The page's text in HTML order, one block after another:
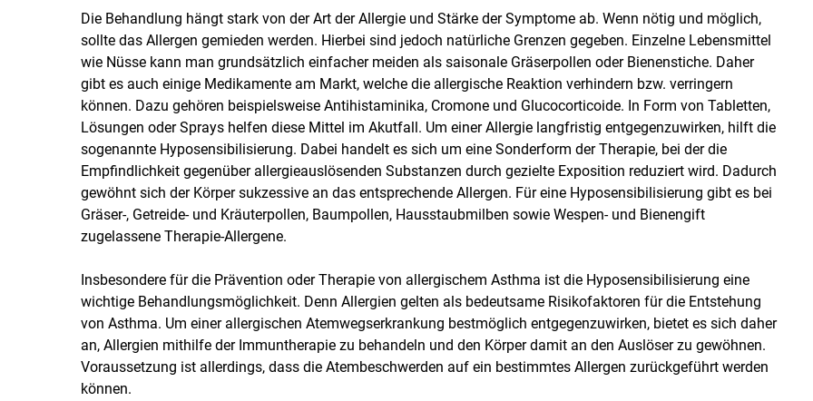
Die Behandlung hängt stark von der Art der Allergie und Stärke der Symptome ab. Wenn nötig und möglich,
sollte das Allergen gemieden werden. Hierbei sind jedoch natürliche Grenzen gegeben. Einzelne Lebensmittel
wie Nüsse kann man grundsätzlich einfacher meiden als saisonale Gräserpollen oder Bienenstiche. Daher
gibt es auch einige Medikamente am Markt, welche die allergische Reaktion verhindern bzw. verringern
können. Dazu gehören beispielsweise Antihistaminika, Cromone und Glucocorticoide. In Form von Tabletten,
Lösungen oder Sprays helfen diese Mittel im Akutfall. Um einer Allergie langfristig entgegenzuwirken, hilft die
sogenannte Hyposensibilisierung. Dabei handelt es sich um eine Sonderform der Therapie, bei der die
Empfindlichkeit gegenüber allergieauslösenden Substanzen durch gezielte Exposition reduziert wird. Dadurch
gewöhnt sich der Körper sukzessive an das entsprechende Allergen. Für eine Hyposensibilisierung gibt es bei
Gräser-, Getreide- und Kräuterpollen, Baumpollen, Hausstaubmilben sowie Wespen- und Bienengift
zugelassene Therapie-Allergene.
Insbesondere für die Prävention oder Therapie von allergischem Asthma ist die Hyposensibilisierung eine
wichtige Behandlungsmöglichkeit. Denn Allergien gelten als bedeutsame Risikofaktoren für die Entstehung
von Asthma. Um einer allergischen Atemwegserkrankung bestmöglich entgegenzuwirken, bietet es sich daher
an, Allergien mithilfe der Immuntherapie zu behandeln und den Körper damit an den Auslöser zu gewöhnen.
Voraussetzung ist allerdings, dass die Atembeschwerden auf ein bestimmtes Allergen zurückgeführt werden
können.